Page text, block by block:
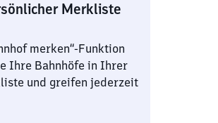
Merkliste
merken“-Funktion
Ihre Bahnhöfe in Ihrer
und greifen jederzeit